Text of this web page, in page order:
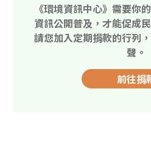
《環境資訊中心》需要你
資訊公開普及，才能促成
請您加入定期捐款的行列
聲。
前往捐